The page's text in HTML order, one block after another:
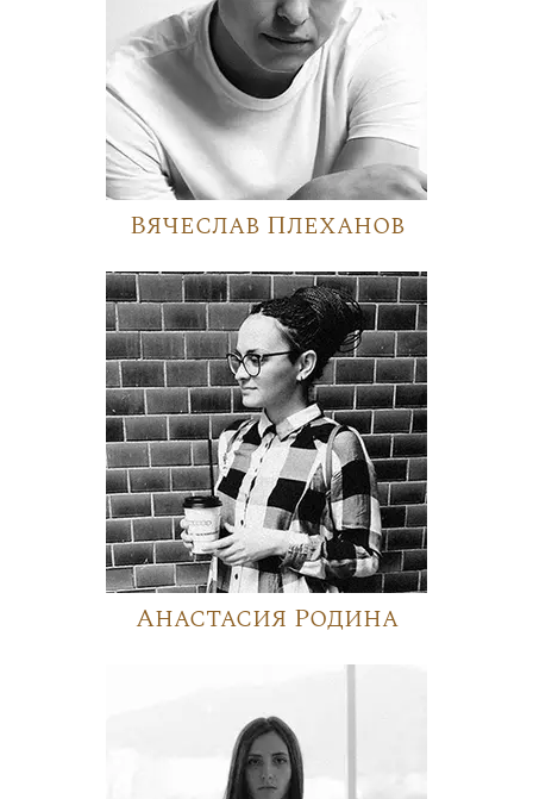
Вячеслав Плеханов
Анастасия Родина